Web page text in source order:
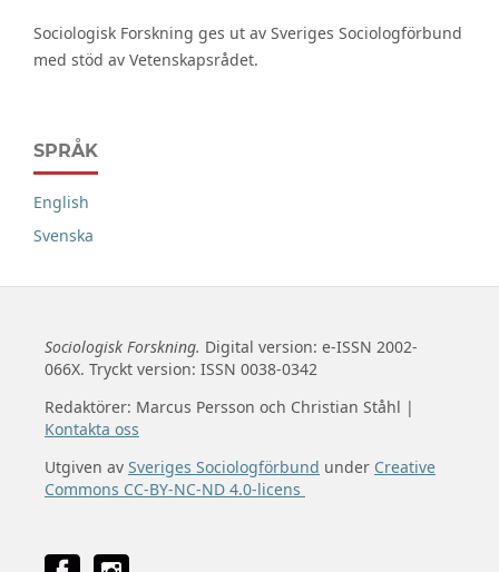
Sociologisk Forskning ges ut av Sveriges Sociologförbund
med stöd av Vetenskapsrådet.
SPRÅK
English
Svenska
Sociologisk Forskning. Digital version: e-ISSN 2002-
066X. Tryckt version: ISSN 0038-0342
Redaktörer: Marcus Persson och Christian Ståhl |
Kontakta oss
Utgiven av Sveriges Sociologförbund under Creative
Commons CC-BY-NC-ND 4.0-licens